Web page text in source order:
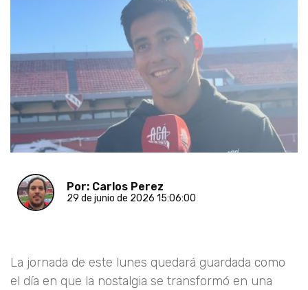
Por: Carlos Perez
29 de junio de 2026 15:06:00
La jornada de este lunes quedará guardada como
el día en que la nostalgia se transformó en una